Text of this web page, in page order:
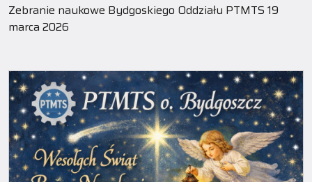
Zebranie naukowe Bydgoskiego Oddziału PTMTS 19
marca 2026